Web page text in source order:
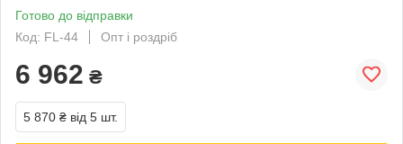
Готово до відправки
Код: FL-44
Опт і роздріб
6 962 ₴
5 870 ₴ від 5 шт.